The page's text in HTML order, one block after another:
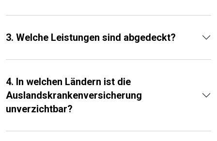
3. Welche Leistungen sind abgedeckt?
4. In welchen Ländern ist die
Auslandskrankenversicherung
unverzichtbar?